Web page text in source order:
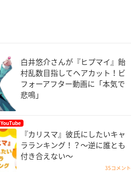
白井悠介さんが『ヒプマイ』飴
村乱数目指してヘアカット！ビ
フォーアフター動画に「本気で
悲鳴」
YouTube
『カリスマ』彼氏にしたいキャ
ラランキング！？～逆に誰とも
付き合えない～
35コメント